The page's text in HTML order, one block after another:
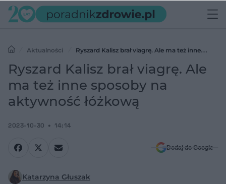
Aktualności
Ryszard Kalisz brał viagrę. Ale ma też inne
sposoby na aktywność łóżkową
Ryszard Kalisz brał viagrę. Ale
ma też inne sposoby na
aktywność łóżkową
2023-10-30 14:14
Dodaj do Google
Katarzyna Głuszak